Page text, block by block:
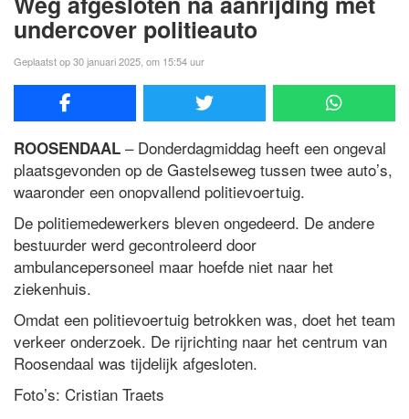
undercover politieauto
Geplaatst op 30 januari 2025, om 15:54 uur
ROOSENDAAL – Donderdagmiddag heeft een ongeval
plaatsgevonden op de Gastelseweg tussen twee auto’s,
waaronder een onopvallend politievoertuig.
De politiemedewerkers bleven ongedeerd. De andere
bestuurder werd gecontroleerd door
ambulancepersoneel maar hoefde niet naar het
ziekenhuis.
Omdat een politievoertuig betrokken was, doet het team
verkeer onderzoek. De rijrichting naar het centrum van
Roosendaal was tijdelijk afgesloten.
Foto’s: Cristian Traets